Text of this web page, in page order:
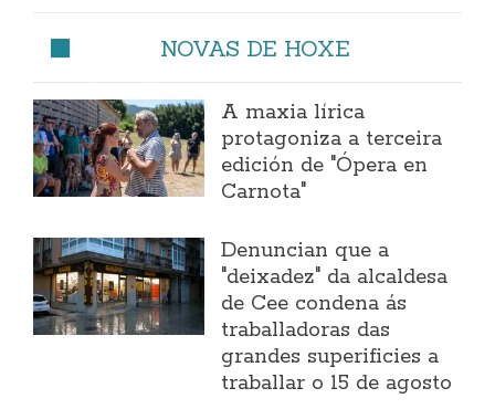
NOVAS DE HOXE
A maxia lírica
protagoniza a terceira
edición de "Ópera en
Carnota"
Denuncian que a
"deixadez" da alcaldesa
de Cee condena ás
traballadoras das
grandes superificies a
traballar o 15 de agosto